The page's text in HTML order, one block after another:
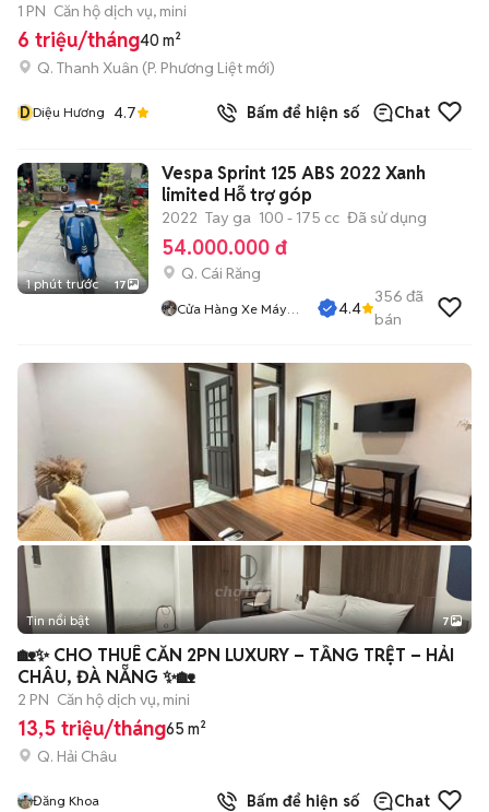
1 PN Căn hộ dịch vụ, mini
6 triệu/tháng40 m²
Q. Thanh Xuân (P. Phương Liệt mới)
DDiệu Hương 4.7 Bấm để hiện số Chat
1 phút trước 17
Vespa Sprint 125 ABS 2022 Xanh
limited Hỗ trợ góp
2022 Tay ga 100 - 175 cc Đã sử dụng
54.000.000 đ
Q. Cái Răng
Cửa Hàng Xe Máy
4.4
356 đã
bán
+2
Tin nổi bật 7
🏡✨ CHO THUÊ CĂN 2PN LUXURY – TẦNG TRỆT – HẢI
CHÂU, ĐÀ NẴNG ✨🏡
2 PN Căn hộ dịch vụ, mini
13,5 triệu/tháng65 m²
Q. Hải Châu
Đăng Khoa Bấm để hiện số Chat